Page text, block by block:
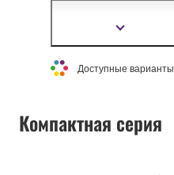
рояля Yamaha CFX.
Показать
Доступные варианты
Компактная серия